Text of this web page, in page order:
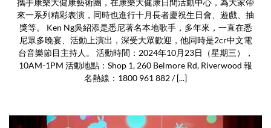
攜手康樂大健康藝術團，在康樂大健康日間活動中心，為大家帶
來一系列精彩表演，同時也進行十月長者慶祝生日會、遊戲、抽
獎等。 Ken Ng吳紹添是悉尼著名本地歌手，多年來，一直在悉
尼眾多晚宴、活動上演出，深受大眾歡迎，他同時是2cr中文電
台音樂節目主持人。 活動時間：2024年10月23日（星期三），
10AM-1PM 活動地點：Shop 1, 260 Belmore Rd, Riverwood 報
名熱線：1800 961 882 / [...]